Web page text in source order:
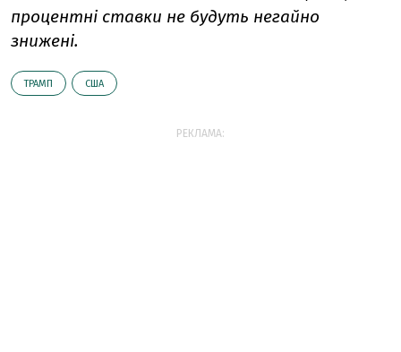
процентні ставки не будуть негайно
знижені.
ТРАМП США
РЕКЛАМА: